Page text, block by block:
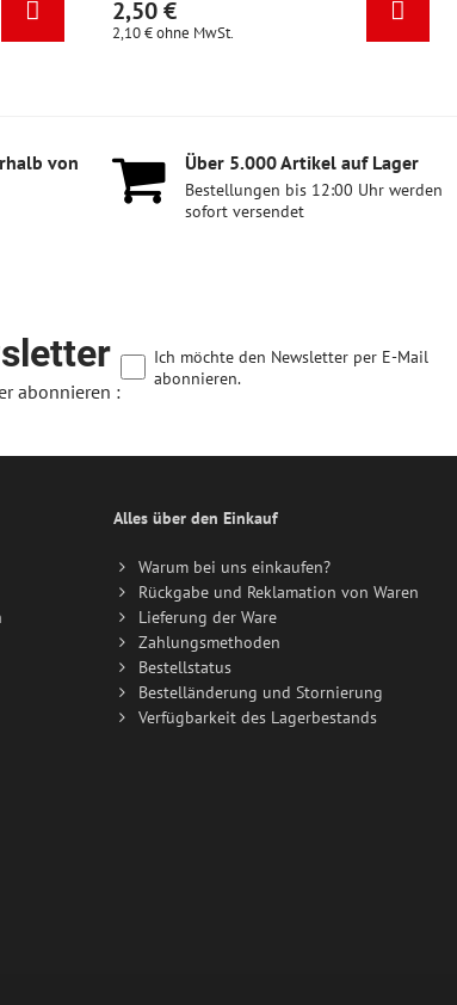
2,10 €ohne MwSt.
von
Über 5​.000 Artikel auf Lager
Bestellungen bis 12:00 Uhr werden
sofort versendet
abonnieren :
Ich möchte den Newsletter per E-Mail
abonnieren.
Alles über den Einkauf
Warum bei uns einkaufen?
Rückgabe und Reklamation von Waren
Lieferung der Ware
Zahlungsmethoden
Bestellstatus
Bestelländerung und Stornierung
Verfügbarkeit des Lagerbestands